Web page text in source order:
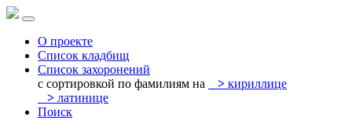
О проекте
Список кладбищ
Список захоронений
с сортировкой по фамилиям на
> кириллице
> латинице
Поиск